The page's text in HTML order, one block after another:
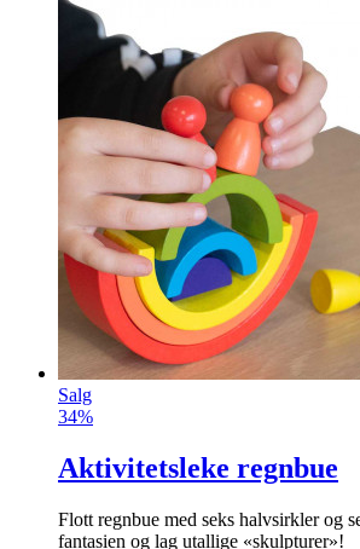
Salg
34%
Aktivitetsleke regnbue
Flott regnbue med seks halvsirkler og
fantasien og lag utallige «skulpturer»!